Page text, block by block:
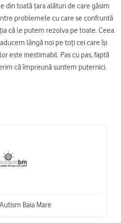
din toată țara alături de care găsim
problemele cu care se confruntă
că le putem rezolva pe toate. Ceea
lângă noi pe toți cei care își
este inestimabil. Pas cu pas, faptă
că împreună suntem puternici.
Baia Mare